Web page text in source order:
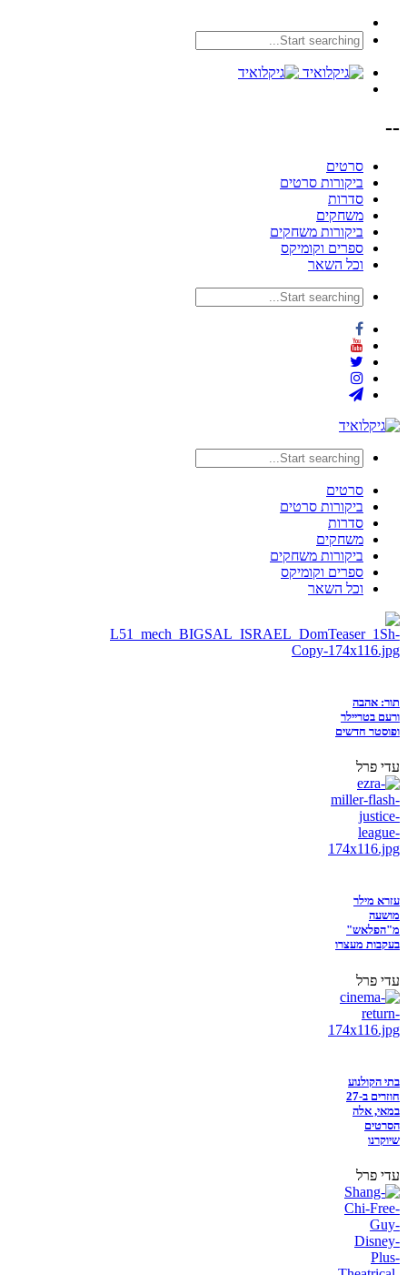
--
סרטים
ביקורות סרטים
סדרות
משחקים
ביקורות משחקים
ספרים וקומיקס
וכל השאר
סרטים
ביקורות סרטים
סדרות
משחקים
ביקורות משחקים
ספרים וקומיקס
וכל השאר
תור: אהבה
ורעם בטריילר
ופוסטר חדשים
עדי פרל
עזרא מילר
מושעה
מ"הפלאש"
בעקבות מעצרו
עדי פרל
בתי הקולנוע
חוזרים ב-27
במאי, אלה
הסרטים
שיוקרנו
עדי פרל